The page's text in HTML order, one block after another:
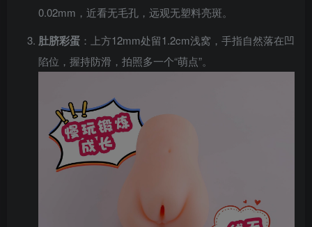
0.02mm，近看无毛孔，远观无塑料亮斑。
肚脐彩蛋 ：上方12mm处留1.2cm浅窝，手指自然落在凹
陷位，握持防滑，拍照多一个“萌点”。